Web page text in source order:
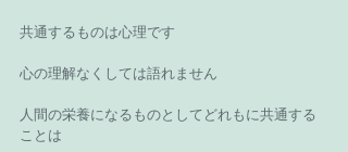
共通するものは心理です
心の理解なくしては語れません
人間の栄養になるものとしてどれもに共通する
ことは